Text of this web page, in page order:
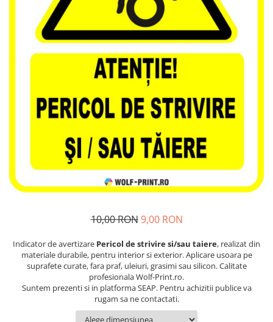
Stickere Decorative Model 3D
Stickere Decorative Model Floral
Stickere Decorative Copii
Stickere Decorative Model
Stickere Decorative Textura Beton
Tablouri Canvas Arhitectura
Tablou Canvas Animale
Tablou Canvas Living/Sufragerie
Papetarie si organizare nunta
Invitatii Premium pentru Nunta
Plicuri Bani Botez
Suport/Coaster din Lemn
Indicatoare de Securitate
Indicatoare de Avertizare
10,00 RON 9,00 RON
Indicator de avertizare Pericol de strivire si/sau taiere, realizat din
materiale durabile, pentru interior si exterior. Aplicare usoara pe
suprafete curate, fara praf, uleiuri, grasimi sau silicon. Calitate
profesionala Wolf-Print.ro.
Suntem prezenti si in platforma SEAP. Pentru achizitii publice va
rugam sa ne contactati.